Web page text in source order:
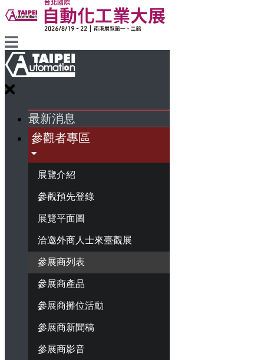
最新消息
參觀者專區
展覽介紹
參觀預先登錄
展覽平面圖
洽邀外商人士來臺觀展
參展商列表
參展商產品
參展商攤位活動
參展商新聞稿
參展商影音